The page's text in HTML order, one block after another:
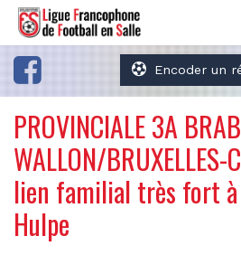
Encoder un
PROVINCIALE 3A
WALLON/BRUXELLES-
lien familial très fort à
Hulpe